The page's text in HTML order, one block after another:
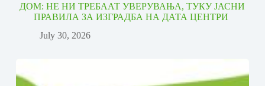
ДОМ: НЕ НИ ТРЕБААТ УВЕРУВАЊА, ТУКУ ЈАСНИ
ПРАВИЛА ЗА ИЗГРАДБА НА ДАТА ЦЕНТРИ
July 30, 2026